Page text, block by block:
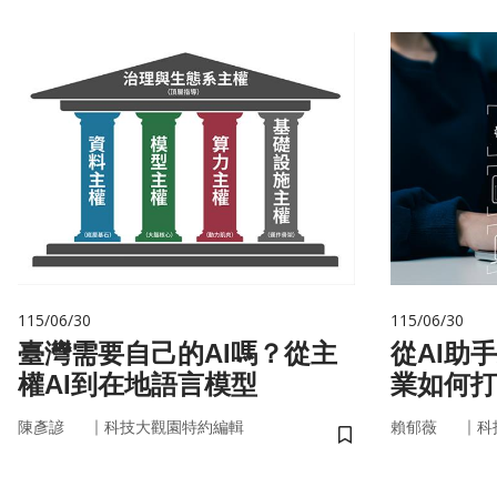
115/06/30
臺灣需要自己的AI嗎？從主
權AI到在地語言模型
陳彥諺 ｜ 科技大觀園特約編輯
儲存書籤
115/06/30
從AI助
業如何
治理模
賴郁薇 ｜ 科